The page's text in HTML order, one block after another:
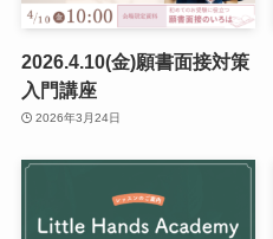
2026.4.10(金)願書面接対策
入門講座
2026年3月24日